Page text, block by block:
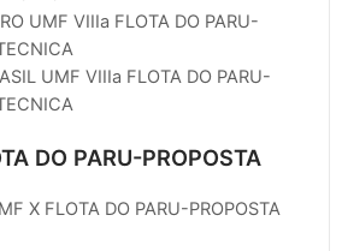
UMF VIIIa FLOTA DO PARU-
UMF VIIIa FLOTA DO PARU-
DO PARU-PROPOSTA
X FLOTA DO PARU-PROPOSTA